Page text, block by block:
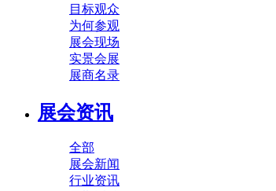
目标观众
为何参观
展会现场
实景会展
展商名录
展会资讯
全部
展会新闻
行业资讯